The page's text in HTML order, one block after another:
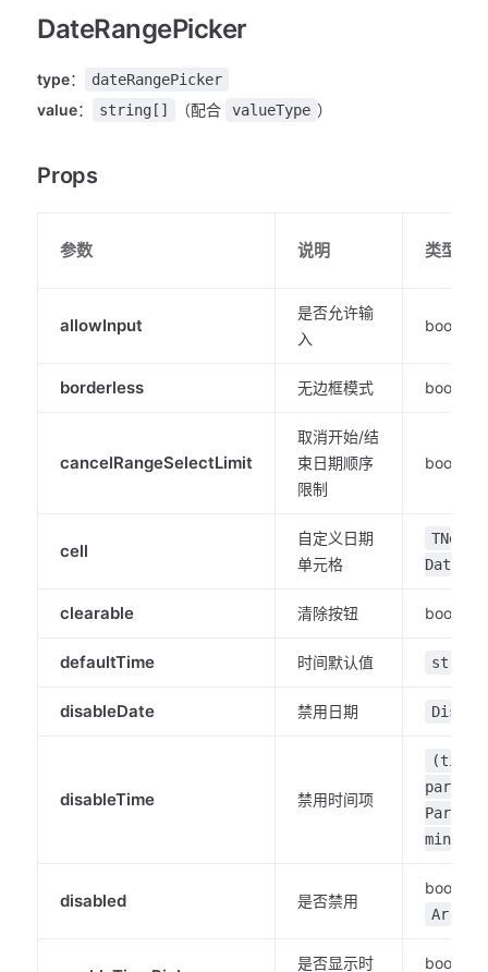
DateRangePicker
type： dateRangePicker
value： string[] （配合 valueType ）
Props
参数 说明 类型
allowInput
是否允许输
入
boolean
borderless 无边框模式 boolean
cancelRangeSelectLimit
取消开始/结
束日期顺序
限制
boolean
cell
自定义日期
单元格
clearable 清除按钮 boolean
defaultTime 时间默认值
disableDate 禁用日期
disableTime 禁用时间项
disabled 是否禁用
boolean
是否显示时 boolean